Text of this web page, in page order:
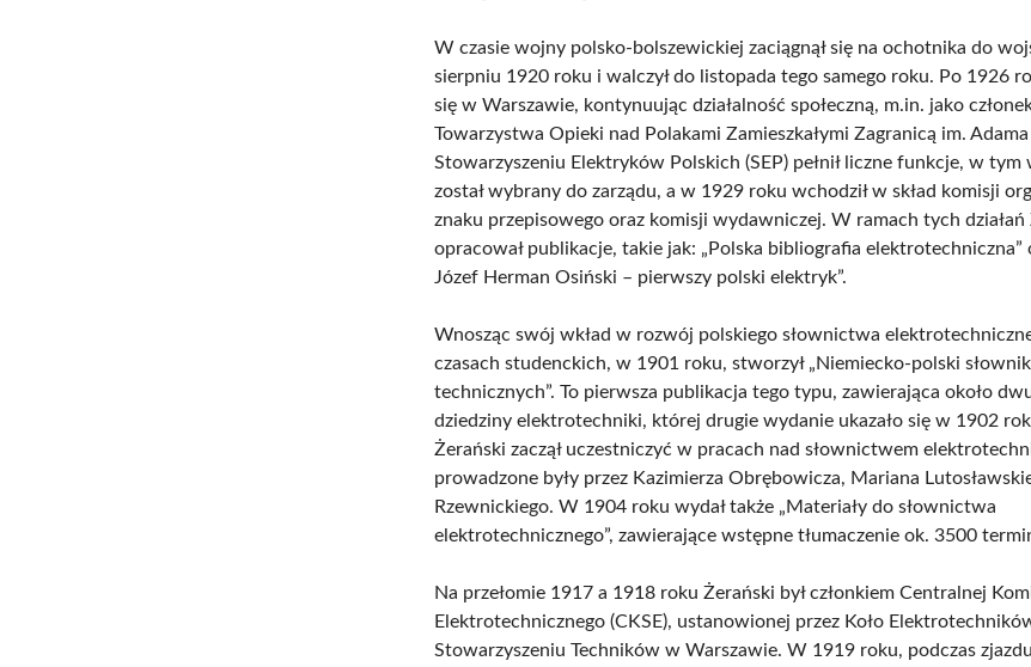
W czasie wojny polsko-bolszewickiej zaciągnął się na ochotnika do
sierpniu 1920 roku i walczył do listopada tego samego roku. Po 1926
się w Warszawie, kontynuując działalność społeczną, m.in. jako
Towarzystwa Opieki nad Polakami Zamieszkałymi Zagranicą im.
Stowarzyszeniu Elektryków Polskich (SEP) pełnił liczne funkcje, w tym
został wybrany do zarządu, a w 1929 roku wchodził w skład komisji
znaku przepisowego oraz komisji wydawniczej. W ramach tych działań
opracował publikacje, takie jak: „Polska bibliografia elektrotechniczna”
Józef Herman Osiński – pierwszy polski elektryk”.
Wnosząc swój wkład w rozwój polskiego słownictwa
czasach studenckich, w 1901 roku, stworzył „Niemiecko-polski
technicznych”. To pierwsza publikacja tego typu, zawierająca około
dziedziny elektrotechniki, której drugie wydanie ukazało się w 1902
Żerański zaczął uczestniczyć w pracach nad słownictwem
prowadzone były przez Kazimierza Obrębowicza, Mariana
Rzewnickiego. W 1904 roku wydał także „Materiały do słownictwa
elektrotechnicznego”, zawierające wstępne tłumaczenie ok. 3500
Na przełomie 1917 a 1918 roku Żerański był członkiem Centralnej
Elektrotechnicznego (CKSE), ustanowionej przez Koło
Stowarzyszeniu Techników w Warszawie. W 1919 roku, podczas